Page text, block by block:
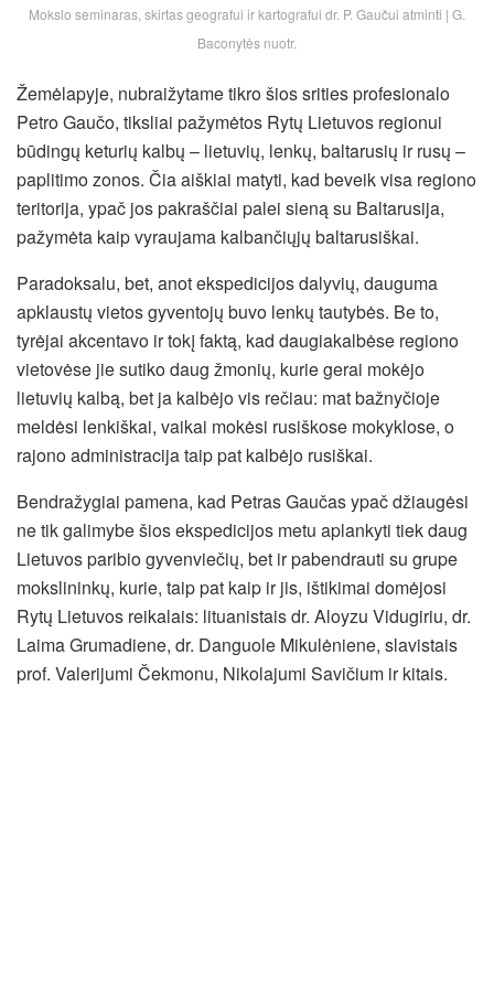
Mokslo seminaras, skirtas geografui ir kartografui dr. P. Gaučui atminti | G.
Baconytės nuotr.
Žemėlapyje, nubraižytame tikro šios srities profesionalo
Petro Gaučo, tiksliai pažymėtos Rytų Lietuvos regionui
būdingų keturių kalbų – lietuvių, lenkų, baltarusių ir rusų –
paplitimo zonos. Čia aiškiai matyti, kad beveik visa regiono
teritorija, ypač jos pakraščiai palei sieną su Baltarusija,
pažymėta kaip vyraujama kalbančiųjų baltarusiškai.
Paradoksalu, bet, anot ekspedicijos dalyvių, dauguma
apklaustų vietos gyventojų buvo lenkų tautybės. Be to,
tyrėjai akcentavo ir tokį faktą, kad daugiakalbėse regiono
vietovėse jie sutiko daug žmonių, kurie gerai mokėjo
lietuvių kalbą, bet ja kalbėjo vis rečiau: mat bažnyčioje
meldėsi lenkiškai, vaikai mokėsi rusiškose mokyklose, o
rajono administracija taip pat kalbėjo rusiškai.
Bendražygiai pamena, kad Petras Gaučas ypač džiaugėsi
ne tik galimybe šios ekspedicijos metu aplankyti tiek daug
Lietuvos paribio gyvenviečių, bet ir pabendrauti su grupe
mokslininkų, kurie, taip pat kaip ir jis, ištikimai domėjosi
Rytų Lietuvos reikalais: lituanistais dr. Aloyzu Vidugiriu, dr.
Laima Grumadiene, dr. Danguole Mikulėniene, slavistais
prof. Valerijumi Čekmonu, Nikolajumi Savičium ir kitais.